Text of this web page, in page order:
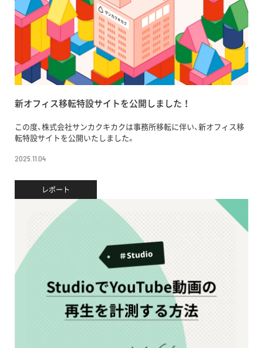
新オフィス移転特設サイトを公開しました！
この度、株式会社サンカクキカクは事務所移転に伴い、新オフィス移
転特設サイトを公開いたしました。
2025.11.04
レポート